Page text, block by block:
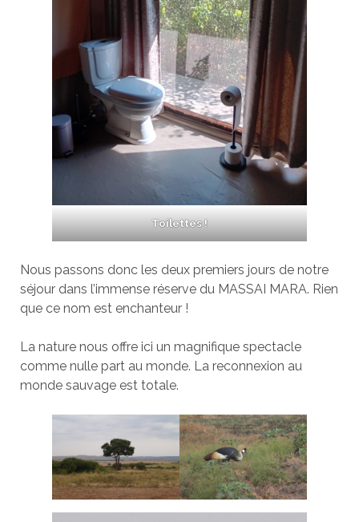
Toilettes !
Nous passons donc les deux premiers jours de notre
séjour dans l’immense réserve du MASSAI MARA. Rien
que ce nom est enchanteur !
La nature nous offre ici un magnifique spectacle
comme nulle part au monde. La reconnexion au
monde sauvage est totale.